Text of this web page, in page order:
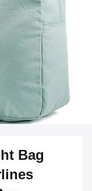
Bag